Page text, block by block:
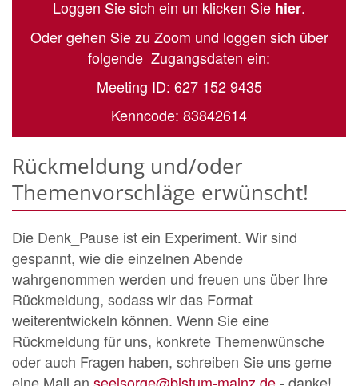
Loggen Sie sich ein un klicken Sie hier.
Oder gehen Sie zu Zoom und loggen sich über
folgende Zugangsdaten ein:
Meeting ID: 627 152 9435
Kenncode: 83842614
Rückmeldung und/oder
Themenvorschläge erwünscht!
Die Denk_Pause ist ein Experiment. Wir sind
gespannt, wie die einzelnen Abende
wahrgenommen werden und freuen uns über Ihre
Rückmeldung, sodass wir das Format
weiterentwickeln können. Wenn Sie eine
Rückmeldung für uns, konkrete Themenwünsche
oder auch Fragen haben, schreiben Sie uns gerne